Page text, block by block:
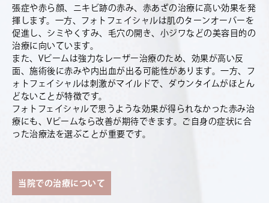
張症や赤ら顔、ニキビ跡の赤み、赤あざの治療に高い効果を発
揮します。一方、フォトフェイシャルは肌のターンオーバーを
促進し、シミやくすみ、毛穴の開き、小ジワなどの美容目的の
治療に向いています。
また、Vビームは強力なレーザー治療のため、効果が高い反
面、施術後に赤みや内出血が出る可能性があります。一方、フ
ォトフェイシャルは刺激がマイルドで、ダウンタイムがほとん
どないことが特徴です。
フォトフェイシャルで思うような効果が得られなかった赤み治
療にも、Vビームなら改善が期待できます。ご自身の症状に合
った治療法を選ぶことが重要です。
当院での治療について